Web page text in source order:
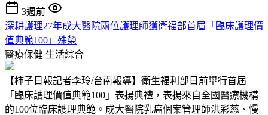
3週前
深耕護理27年成大醫院兩位護理師獲衛福部首屆「臨床護理價
值典範100」殊榮
醫療保健 生活綜合
【柿子日報記者李玲/台南報導】衛生福利部日前舉行首屆
「臨床護理價值典範100」表揚典禮，表揚來自全國醫療機構
的100位臨床護理典範。成大醫院乳癌個案管理師洪彩慈、慢